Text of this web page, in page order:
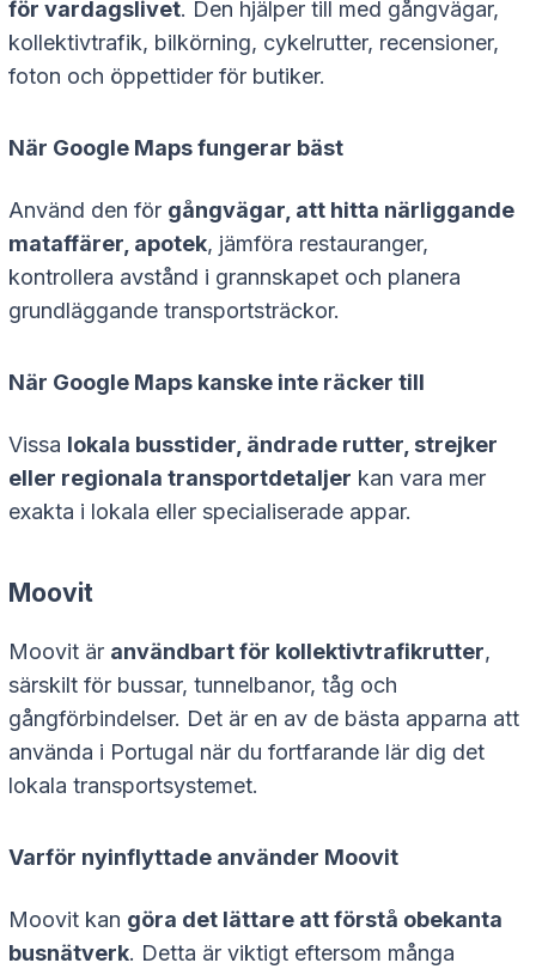
för vardagslivet. Den hjälper till med gångvägar,
kollektivtrafik, bilkörning, cykelrutter, recensioner,
foton och öppettider för butiker.
När Google Maps fungerar bäst
Använd den för gångvägar, att hitta närliggande
mataffärer, apotek, jämföra restauranger,
kontrollera avstånd i grannskapet och planera
grundläggande transportsträckor.
När Google Maps kanske inte räcker till
Vissa lokala busstider, ändrade rutter, strejker
eller regionala transportdetaljer kan vara mer
exakta i lokala eller specialiserade appar.
Moovit
Moovit är användbart för kollektivtrafikrutter,
särskilt för bussar, tunnelbanor, tåg och
gångförbindelser. Det är en av de bästa apparna att
använda i Portugal när du fortfarande lär dig det
lokala transportsystemet.
Varför nyinflyttade använder Moovit
Moovit kan göra det lättare att förstå obekanta
busnätverk. Detta är viktigt eftersom många